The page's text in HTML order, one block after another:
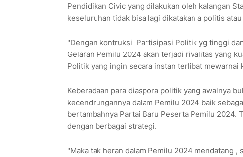
Pendidikan Civic yang dilakukan oleh kalangan
keseluruhan tidak bisa lagi dikatakan a politis
"Dengan kontruksi Partisipasi Politik yg tinggi
Gelaran Pemilu 2024 akan terjadi rivalitas yang
Politik yang ingin secara instan terlibat mewarnai
Keberadaan para diaspora politik yang awalnya
kecendrungannya dalam Pemilu 2024 baik
bertambahnya Partai Baru Peserta Pemilu
dengan berbagai strategi.
"Maka tak heran dalam Pemilu 2024 mendatang